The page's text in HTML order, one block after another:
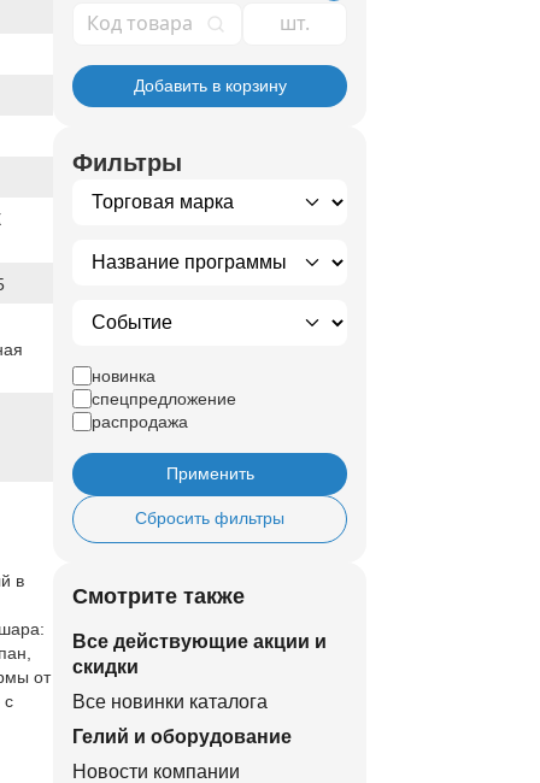
в
от
с
Код товара
Добавить в корзину
Фильтры
новинка
спецпредложение
распродажа
Применить
Сбросить фильтры
Смотрите также
Все действующие акции и
скидки
Все новинки каталога
Гелий и оборудование
Новости компании